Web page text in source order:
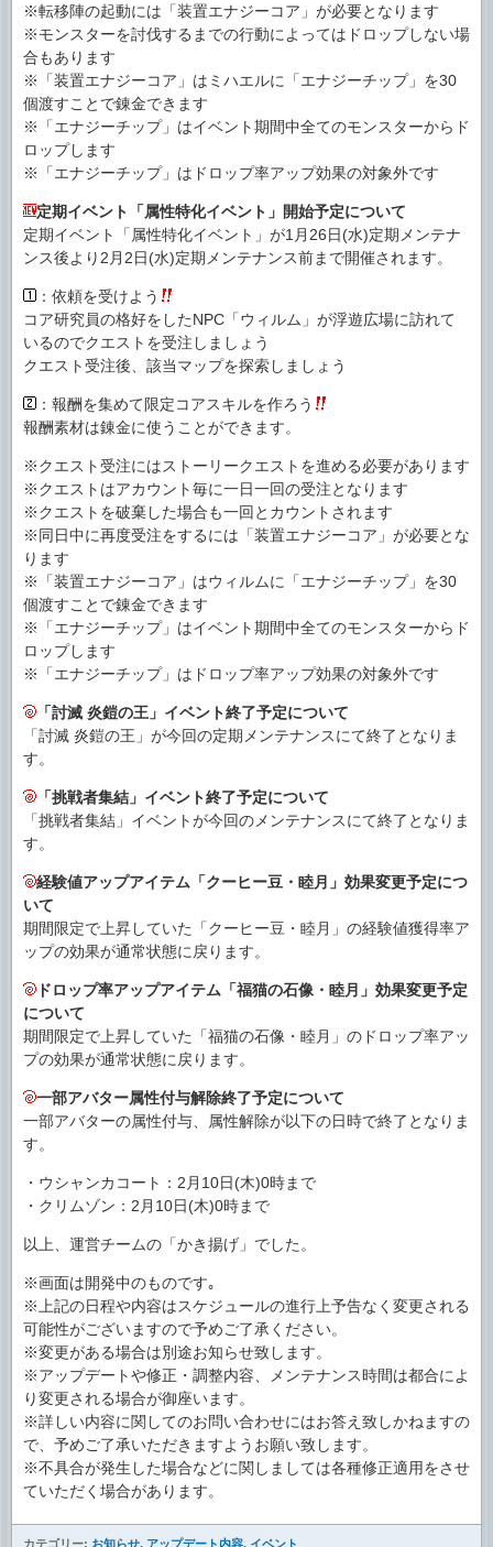
※転移陣の起動には「装置エナジーコア」が必要となります
※モンスターを討伐するまでの行動によってはドロップしない場
合もあります
※「装置エナジーコア」はミハエルに「エナジーチップ」を30
個渡すことで錬金できます
※「エナジーチップ」はイベント期間中全てのモンスターからド
ロップします
※「エナジーチップ」はドロップ率アップ効果の対象外です
定期イベント「属性特化イベント」開始予定について
定期イベント「属性特化イベント」が1月26日(水)定期メンテナ
ンス後より2月2日(水)定期メンテナンス前まで開催されます。
：依頼を受けよう
コア研究員の格好をしたNPC「ウィルム」が浮遊広場に訪れて
いるのでクエストを受注しましょう
クエスト受注後、該当マップを探索しましょう
：報酬を集めて限定コアスキルを作ろう
報酬素材は錬金に使うことができます。
※クエスト受注にはストーリークエストを進める必要があります
※クエストはアカウント毎に一日一回の受注となります
※クエストを破棄した場合も一回とカウントされます
※同日中に再度受注をするには「装置エナジーコア」が必要とな
ります
※「装置エナジーコア」はウィルムに「エナジーチップ」を30
個渡すことで錬金できます
※「エナジーチップ」はイベント期間中全てのモンスターからド
ロップします
※「エナジーチップ」はドロップ率アップ効果の対象外です
「討滅 炎鎧の王」イベント終了予定について
「討滅 炎鎧の王」が今回の定期メンテナンスにて終了となりま
す。
「挑戦者集結」イベント終了予定について
「挑戦者集結」イベントが今回のメンテナンスにて終了となりま
す。
経験値アップアイテム「クーヒー豆・睦月」効果変更予定につ
いて
期間限定で上昇していた「クーヒー豆・睦月」の経験値獲得率ア
ップの効果が通常状態に戻ります。
ドロップ率アップアイテム「福猫の石像・睦月」効果変更予定
について
期間限定で上昇していた「福猫の石像・睦月」のドロップ率アッ
プの効果が通常状態に戻ります。
一部アバター属性付与解除終了予定について
一部アバターの属性付与、属性解除が以下の日時で終了となりま
す。
・ウシャンカコート：2月10日(木)0時まで
・クリムゾン：2月10日(木)0時まで
以上、運営チームの「かき揚げ」でした。
※画面は開発中のものです｡
※上記の日程や内容はスケジュールの進行上予告なく変更される
可能性がございますので予めご了承ください。
※変更がある場合は別途お知らせ致します。
※アップデートや修正・調整内容、メンテナンス時間は都合によ
り変更される場合が御座います。
※詳しい内容に関してのお問い合わせにはお答え致しかねますの
で、予めご了承いただきますようお願い致します。
※不具合が発生した場合などに関しましては各種修正適用をさせ
ていただく場合があります。
カテゴリー: お知らせ, アップデート内容, イベント